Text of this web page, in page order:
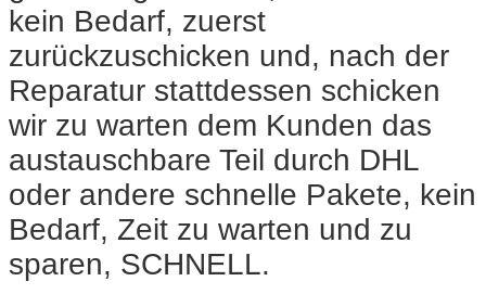
kein Bedarf, zuerst
zurückzuschicken und, nach der
Reparatur stattdessen schicken
wir zu warten dem Kunden das
austauschbare Teil durch DHL
oder andere schnelle Pakete, kein
Bedarf, Zeit zu warten und zu
sparen, SCHNELL.